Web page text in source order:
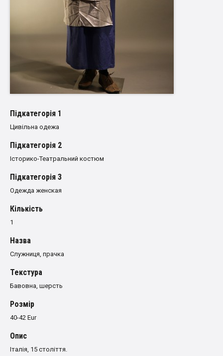
Пiдкатегорiя 1
Цивільна одежа
Пiдкатегорiя 2
Історико-Театральний костюм
Пiдкатегорiя 3
Одежда женская
Кількість
1
Назва
Служниця, прачка
Текстура
Бавовна, шерсть
Розмiр
40-42 Eur
Опис
Італія, 15 століття.